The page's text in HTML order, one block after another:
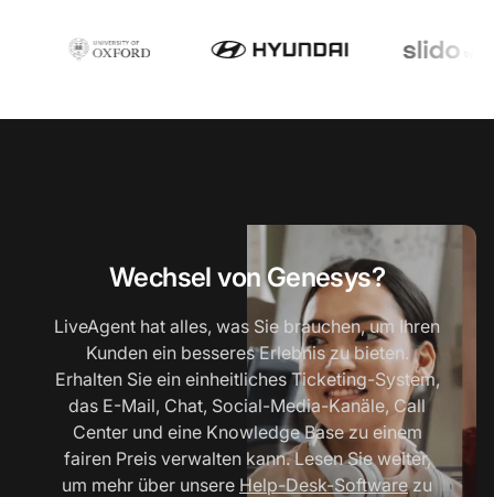
Wechsel von Genesys?
LiveAgent hat alles, was Sie brauchen, um Ihren
Kunden ein besseres Erlebnis zu bieten.
Erhalten Sie ein einheitliches Ticketing-System,
das E-Mail, Chat, Social-Media-Kanäle, Call
Center und eine Knowledge Base zu einem
fairen Preis verwalten kann. Lesen Sie weiter,
um mehr über unsere Help-Desk-Softwarezu